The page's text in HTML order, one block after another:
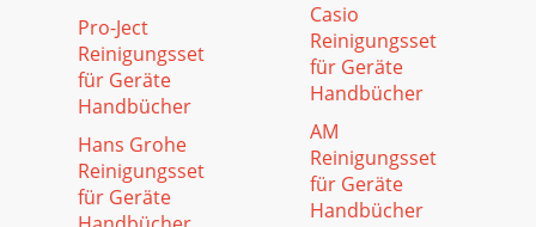
Pro-Ject
Reinigungsset
für Geräte
Handbücher
Hans Grohe
Reinigungsset
für Geräte
Casio
Reinigungsset
für Geräte
Handbücher
AM
Reinigungsset
für Geräte
Handbücher